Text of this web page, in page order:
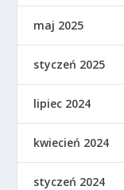
maj 2025
styczeń 2025
lipiec 2024
kwiecień 2024
styczeń 2024